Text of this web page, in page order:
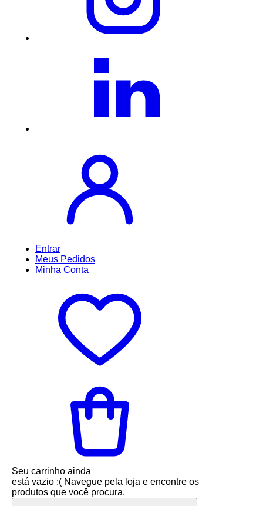
Entrar
Meus Pedidos
Minha Conta
Seu carrinho ainda
está vazio :( Navegue pela loja e encontre os
produtos que você procura.